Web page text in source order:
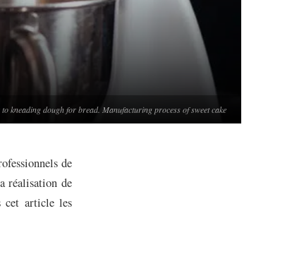
kneading dough for bread. Manufacturing process of sweet cake
de
réalisation de
cet article les